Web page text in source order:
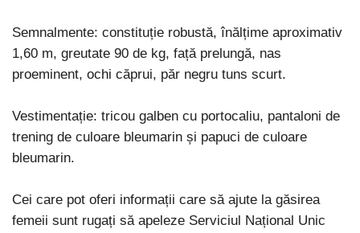
Semnalmente: constituție robustă, înălțime aproximativ
1,60 m, greutate 90 de kg, față prelungă, nas
proeminent, ochi căprui, păr negru tuns scurt.
Vestimentație: tricou galben cu portocaliu, pantaloni de
trening de culoare bleumarin și papuci de culoare
bleumarin.
Cei care pot oferi informații care să ajute la găsirea
femeii sunt rugați să apeleze Serviciul Național Unic